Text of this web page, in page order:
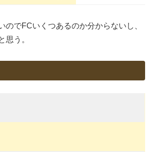
のでFCいくつあるのか分からないし、
思う。